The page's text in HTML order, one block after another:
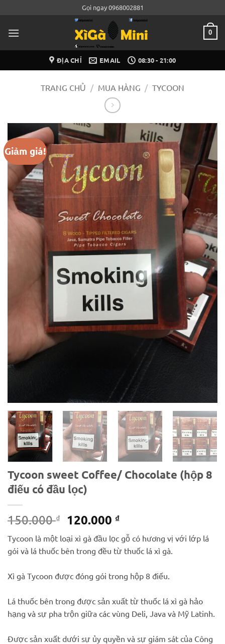
nội
Gọi ngay 0968002881
0
ĐỊA CHỈ EMAIL 08:30 - 21:00
TRANG CHỦ / MUA HÀNG / TYCOON
Giảm giá!
Tycoon sweet Coffee/ Chocolate (hộp 8
điếu có đầu lọc)
150.000₫ Giá
là:
150.000 ₫.
120.000 ₫Giá
hiện
tại
là:
Tycoon là một loại xì gà đầu lọc gỗ có hương vị với lớp lá
gói và lá thuốc bên trong đều từ thuốc lá xì gà.
Xì gà Tycoon được đóng gói trong hộp 8 điếu.
Lá thuốc bên trong được sản xuất từ thuốc lá xì gà hảo
hạng và sự pha trộn giữa các vùng Deli, Java và Mỹ Latinh.
Được sản xuất dưới sự ủy quyền và sự giám sát của Công